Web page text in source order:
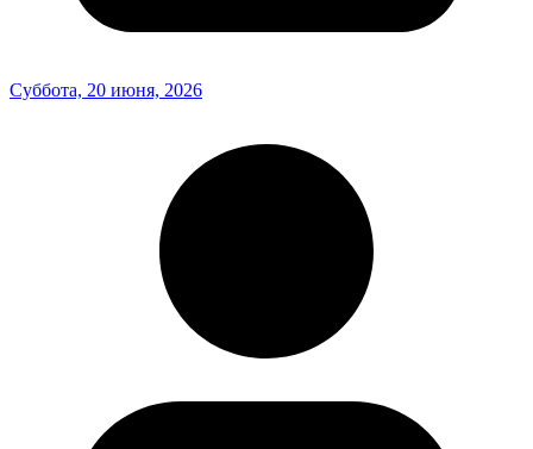
Суббота, 20 июня, 2026